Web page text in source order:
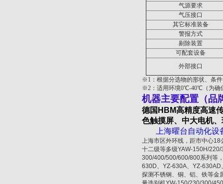
气源要求
气压接口
其它标准装备
警报方式
剔除装置
可配套设备
外部接口
※1：根据分选物的形状、条
※2：适用环境0℃-40℃（为确
机器主要配置（品
德国 HBM高精度高速
色触摸屏、中大电机
上海曜台自动化设
上海市区外环线，距市中心
十二级等多级YAW-150H/
300/400/500/600/800系列等
630D、YZ-630A、YZ-
探测不锈钢、铜、铝、铁等金